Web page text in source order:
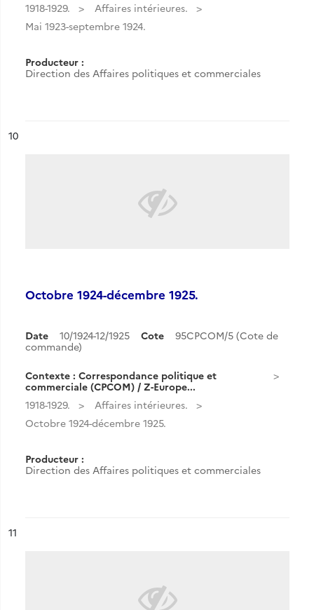
1918-1929.
Affaires intérieures.
Mai 1923-septembre 1924.
Producteur :
Direction des Affaires politiques et commerciales
n°
10
Octobre 1924-décembre 1925.
Date 10/1924-12/1925 Cote
95CPCOM/5 (Cote de
commande)
Contexte : Correspondance politique et
commerciale (CPCOM) / Z-Europe...
1918-1929.
Affaires intérieures.
Octobre 1924-décembre 1925.
Producteur :
Direction des Affaires politiques et commerciales
n°
11